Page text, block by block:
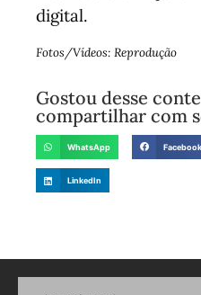
digital.
Fotos/Vídeos: Reprodução
Gostou desse
compartilhar com
WhatsApp Facebook
LinkedIn